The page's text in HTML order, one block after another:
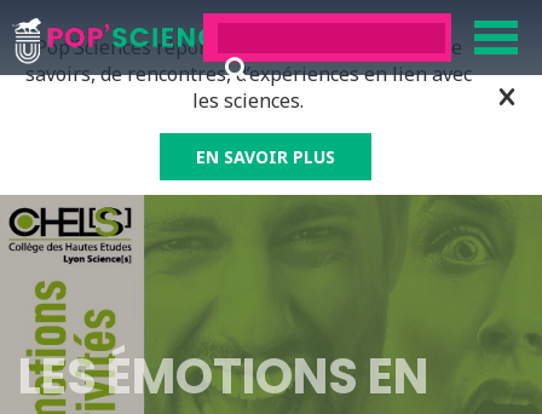
Pop’Sciences répond à tous ceux qui ont soif de
savoirs, de rencontres, d’expériences en lien avec
les sciences.
EN SAVOIR PLUS
LES ÉMOTIONS EN